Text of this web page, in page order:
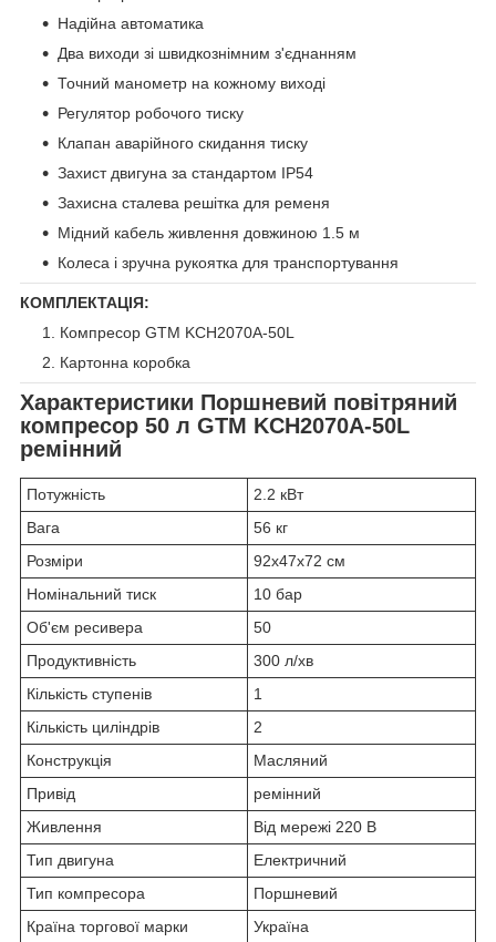
Надійна автоматика
Два виходи зі швидкознімним з'єднанням
Точний манометр на кожному виході
Регулятор робочого тиску
Клапан аварійного скидання тиску
Захист двигуна за стандартом IP54
Захисна сталева решітка для ременя
Мідний кабель живлення довжиною 1.5 м
Колеса і зручна рукоятка для транспортування
КОМПЛЕКТАЦІЯ:
Компресор GTM KCH2070A-50L
Картонна коробка
Характеристики Поршневий повітряний
компресор 50 л GTM KCH2070A-50L
ремінний
Потужність
2.2 кВт
Вага
56 кг
Розміри
92х47х72 см
Номінальний тиск
10 бар
Об'єм ресивера
50
Продуктивність
300 л/хв
Кількість ступенів
1
Кількість циліндрів
2
Конструкція
Масляний
Привід
ремінний
Живлення
Від мережі 220 В
Тип двигуна
Електричний
Тип компресора
Поршневий
Країна торгової марки
Україна